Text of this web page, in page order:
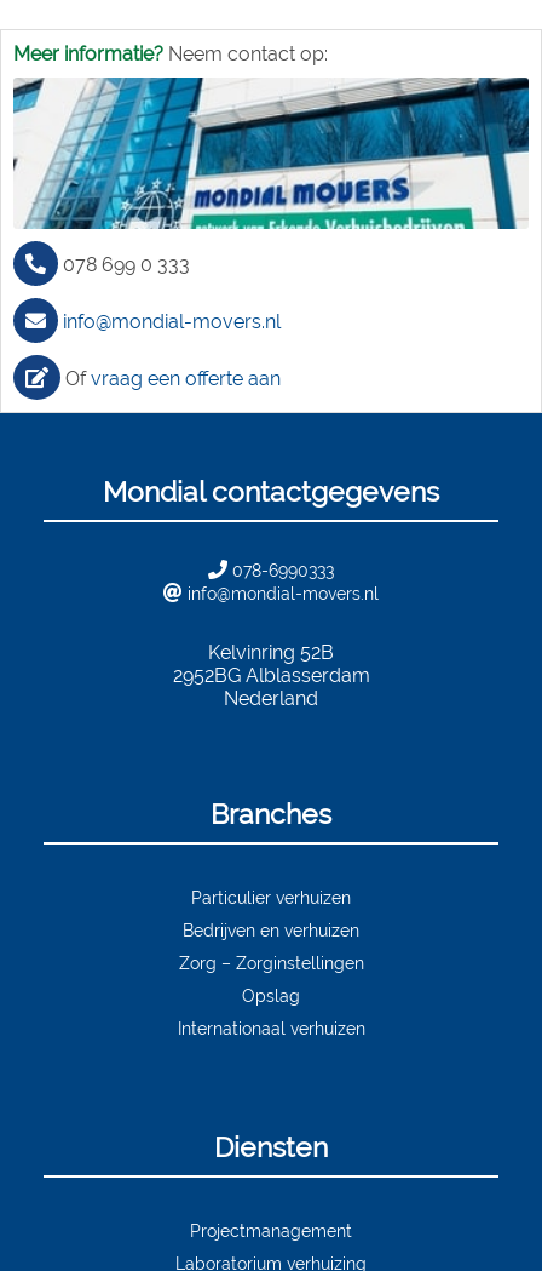
Meer informatie? Neem contact op:
078 699 0 333
info@mondial-movers.nl
Ofvraag een offerte aan
Mondial contactgegevens
078-6990333
info@mondial-movers.nl
Kelvinring 52B
2952BGAlblasserdam
Nederland
Branches
Particulier verhuizen
Bedrijven en verhuizen
Zorg – Zorginstellingen
Opslag
Internationaal verhuizen
Diensten
Projectmanagement
Laboratorium verhuizing